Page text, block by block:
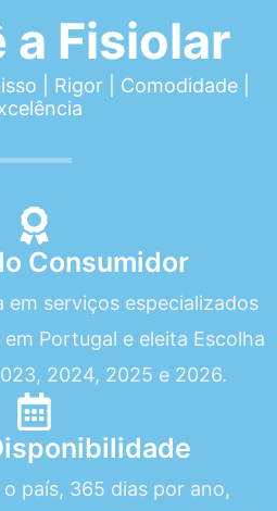
a Fisiolar
| Rigor | Comodidade |
Consumidor
em serviços especializados
Portugal e eleita Escolha
2024, 2025 e 2026.
país, 365 dias por ano,